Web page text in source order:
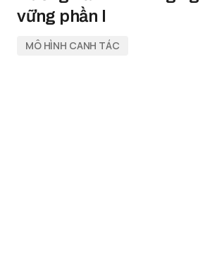
vững phần I
MÔ HÌNH CANH TÁC